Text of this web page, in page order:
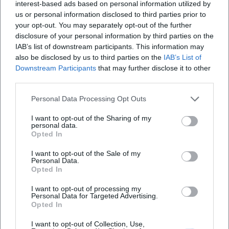
interest-based ads based on personal information utilized by
us or personal information disclosed to third parties prior to
your opt-out. You may separately opt-out of the further
disclosure of your personal information by third parties on the
IAB’s list of downstream participants. This information may
also be disclosed by us to third parties on the IAB’s List of
Downstream Participants that may further disclose it to other
Personal Data Processing Opt Outs
I want to opt-out of the Sharing of my
personal data.
Opted In
I want to opt-out of the Sale of my
Personal Data.
Opted In
I want to opt-out of processing my
Personal Data for Targeted Advertising.
Opted In
I want to opt-out of Collection, Use,
Wenn Sie künftig mit einem Elektrofahrzeug
(mit E-Kennzeichen) anreisen, können auf
kommunal bewirtschafteten Flächen
Sonderregelungen gelten. Maßgeblich sind
immer die Schilder vor Ortund die jeweils
veröffentlichten Bedingungen (z. B.
Parkscheibe, Maximaldauer, ausgenommene
Anlagen).
Vor der Abfahrt:
der Stadt prüfen.
Vor Ort:nur nutzen, wenn die Regelung am
Standort eindeutig ausgeschildert ist.
Zweiräder: gezielte Stellflächen nutzen